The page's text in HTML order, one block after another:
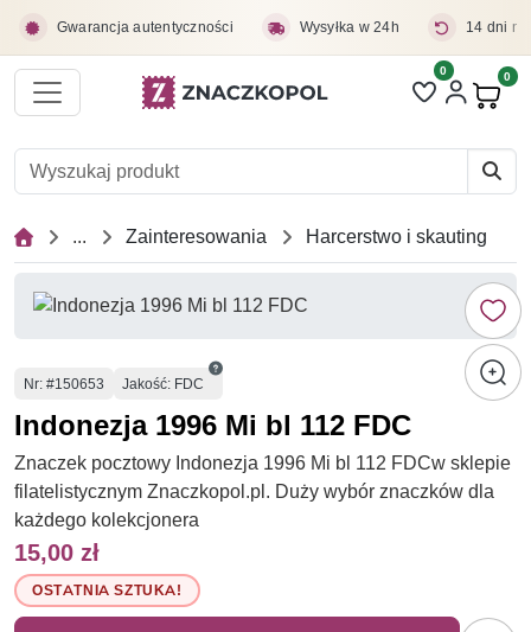
Gwarancja autentyczności Wysyłka w 24h 14 dni
Liczba pozycji
0 0
... Zainteresowania Harcerstwo i skauting
Numer
Nr: #150653 Jakość: FDC
Indonezja 1996 Mi bl 112 FDC
Znaczek pocztowy Indonezja 1996 Mi bl 112 FDCw sklepie
filatelistycznym Znaczkopol.pl. Duży wybór znaczków dla
każdego kolekcjonera
15,00 zł
OSTATNIA SZTUKA!